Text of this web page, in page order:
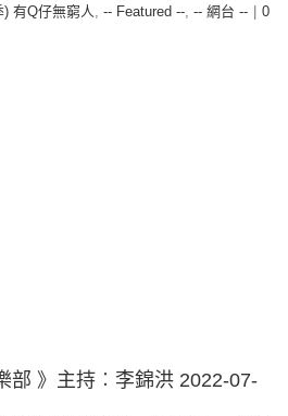
) 有Q仔無窮人, -- Featured --, -- 網台 --
0
部 》主持︰李錦洪 2022-07-